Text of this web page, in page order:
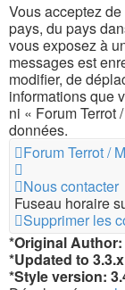
Vous acceptez
pays, du pays
vous exposez à
messages est
modifier, de
informations que
ni « Forum Terrot
données.
Forum Terrot /
Nous contacter
Fuseau horaire
Supprimer les
*Original Author:
*Updated to
*Style version: